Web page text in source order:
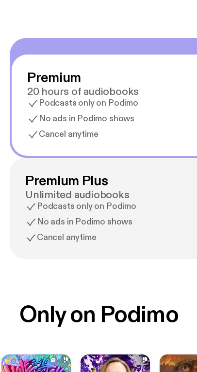
Premium
20 hours of audiobooks
Podcasts only on Podimo
No ads in Podimo shows
Cancel anytime
Premium Plus
Unlimited audiobooks
Podcasts only on Podimo
No ads in Podimo shows
Cancel anytime
Only on Podimo